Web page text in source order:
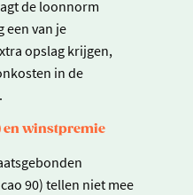
de loonnorm
een van je
opslag krijgen,
in de
en winstpremie
90) tellen niet mee